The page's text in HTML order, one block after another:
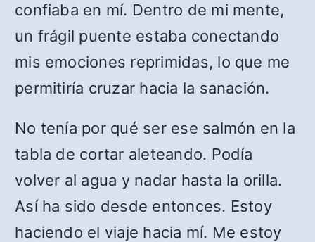
confiaba en mí. Dentro de mi mente,
un frágil puente estaba conectando
mis emociones reprimidas, lo que me
permitiría cruzar hacia la sanación.
No tenía por qué ser ese salmón en la
tabla de cortar aleteando. Podía
volver al agua y nadar hasta la orilla.
Así ha sido desde entonces. Estoy
haciendo el viaje hacia mí. Me estoy